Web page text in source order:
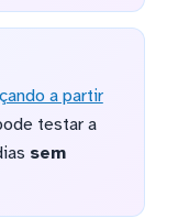
a partir
testar a
sem